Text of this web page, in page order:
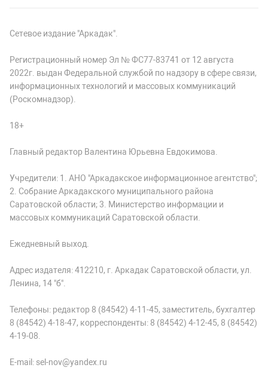
Сетевое издание "Аркадак".
Регистрационный номер Эл № ФС77-83741 от 12 августа
2022г. выдан Федеральной службой по надзору в сфере связи,
информационных технологий и массовых коммуникаций
(Роскомнадзор).
18+
Главный редактор Валентина Юрьевна Евдокимова.
Учредители: 1. АНО "Аркадакское информационное агентство";
2. Собрание Аркадакского муниципального района
Саратовской области; 3. Министерство информации и
массовых коммуникаций Саратовской области.
Ежедневный выход.
Адрес издателя: 412210, г. Аркадак Саратовской области, ул.
Ленина, 14 "б".
Телефоны: редактор 8 (84542) 4-11-45, заместитель, бухгалтер
8 (84542) 4-18-47, корреспонденты: 8 (84542) 4-12-45, 8 (84542)
4-19-08.
E-mail: sel-nov@yandex.ru